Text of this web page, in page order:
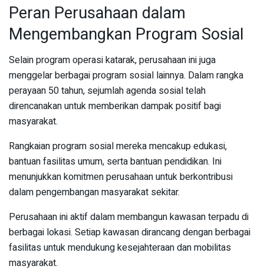
Peran Perusahaan dalam
Mengembangkan Program Sosial
Selain program operasi katarak, perusahaan ini juga
menggelar berbagai program sosial lainnya. Dalam rangka
perayaan 50 tahun, sejumlah agenda sosial telah
direncanakan untuk memberikan dampak positif bagi
masyarakat.
Rangkaian program sosial mereka mencakup edukasi,
bantuan fasilitas umum, serta bantuan pendidikan. Ini
menunjukkan komitmen perusahaan untuk berkontribusi
dalam pengembangan masyarakat sekitar.
Perusahaan ini aktif dalam membangun kawasan terpadu di
berbagai lokasi. Setiap kawasan dirancang dengan berbagai
fasilitas untuk mendukung kesejahteraan dan mobilitas
masyarakat.